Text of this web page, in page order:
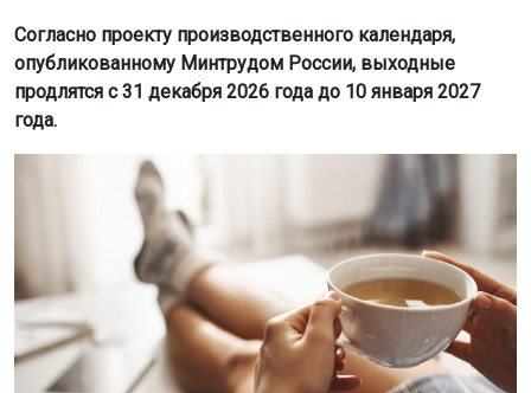
Согласно проекту производственного календаря,
опубликованному Минтрудом России, выходные
продлятся с 31 декабря 2026 года до 10 января 2027
года.